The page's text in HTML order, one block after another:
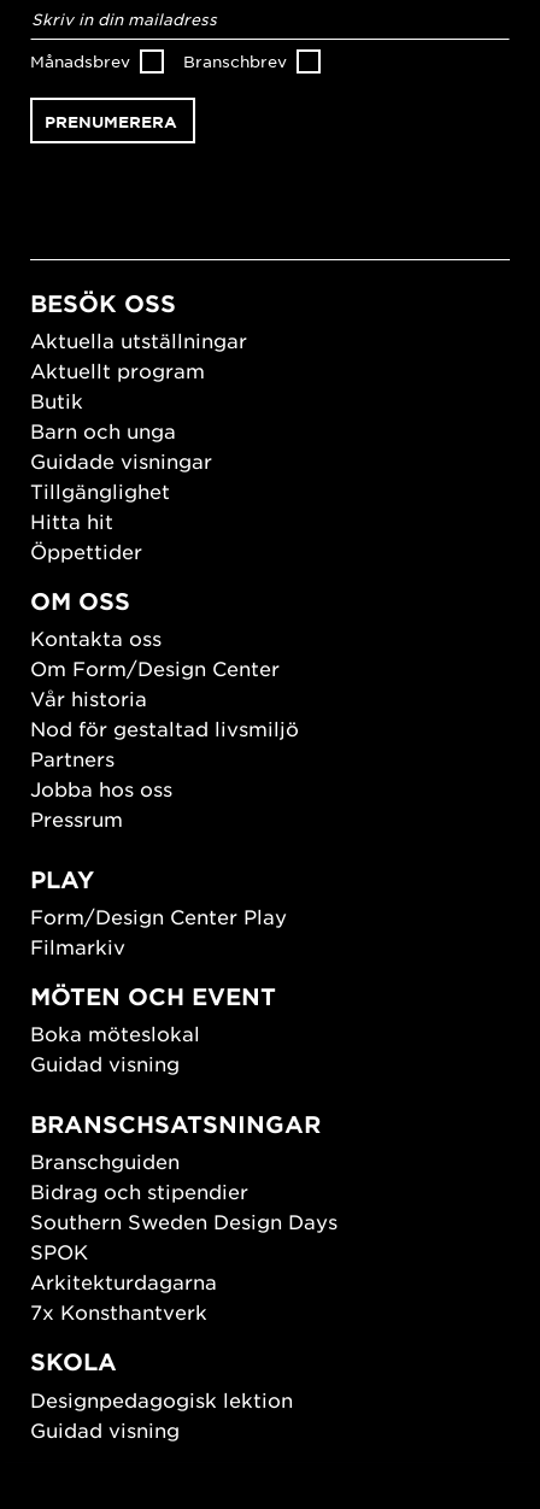
postadress*
Månadsbrev Branschbrev
BESÖK OSS
Aktuella utställningar
Aktuellt program
Butik
Barn och unga
Guidade visningar
Tillgänglighet
Hitta hit
Öppettider
OM OSS
Kontakta oss
Om Form/Design Center
Vår historia
Nod för gestaltad livsmiljö
Partners
Jobba hos oss
Pressrum
PLAY
Form/Design Center Play
Filmarkiv
MÖTEN OCH EVENT
Boka möteslokal
Guidad visning
BRANSCHSATSNINGAR
Branschguiden
Bidrag och stipendier
Southern Sweden Design Days
SPOK
Arkitekturdagarna
7x Konsthantverk
SKOLA
Designpedagogisk lektion
Guidad visning